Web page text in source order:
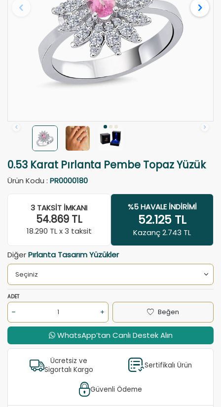
0.53 Karat Pırlanta Pembe Topaz Yüzük
Ürün Kodu : PR0000180
3 TAKSIT İMKANI
54.869TL
18.290 TL x 3 taksit
%5 HAVALE İNDIRIMI
52.125 TL
Kazanç 2.743 TL
DiğerPırlanta Tasarım Yüzükler
ADET
Beğen
WhatsApp’tan Canlı Destek Alın
Ücretsiz ve
Sigortalı Kargo
Sertifikalı Ürün
Güvenli Ödeme